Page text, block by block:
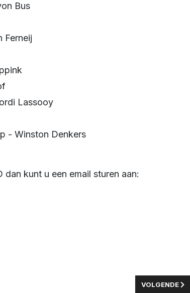
Bus
Ferneij
Lassooy
- Winston Denkers
kunt u een email sturen aan:
IDEE VAN DRONTEN 2023’ VOLGENDE
VOLGENDE